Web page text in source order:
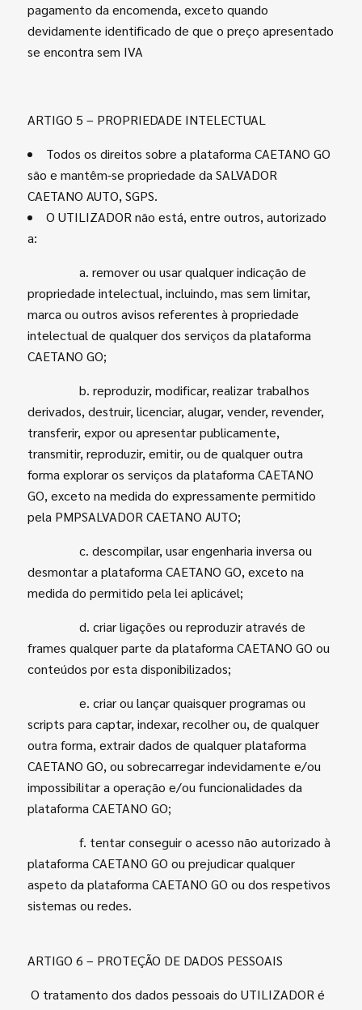
pagamento da encomenda, exceto quando
devidamente identificado de que o preço apresentado
se encontra sem IVA
ARTIGO 5 – PROPRIEDADE INTELECTUAL
Todos os direitos sobre a plataforma CAETANO GO
são e mantêm-se propriedade da SALVADOR
CAETANO AUTO, SGPS.
O UTILIZADOR não está, entre outros, autorizado
a:
a. remover ou usar qualquer indicação de
propriedade intelectual, incluindo, mas sem limitar,
marca ou outros avisos referentes à propriedade
intelectual de qualquer dos serviços da plataforma
CAETANO GO;
b. reproduzir, modificar, realizar trabalhos
derivados, destruir, licenciar, alugar, vender, revender,
transferir, expor ou apresentar publicamente,
transmitir, reproduzir, emitir, ou de qualquer outra
forma explorar os serviços da plataforma CAETANO
GO, exceto na medida do expressamente permitido
pela PMPSALVADOR CAETANO AUTO;
c. descompilar, usar engenharia inversa ou
desmontar a plataforma CAETANO GO, exceto na
medida do permitido pela lei aplicável;
d. criar ligações ou reproduzir através de
frames qualquer parte da plataforma CAETANO GO ou
conteúdos por esta disponibilizados;
e. criar ou lançar quaisquer programas ou
scripts para captar, indexar, recolher ou, de qualquer
outra forma, extrair dados de qualquer plataforma
CAETANO GO, ou sobrecarregar indevidamente e/ou
impossibilitar a operação e/ou funcionalidades da
plataforma CAETANO GO;
f. tentar conseguir o acesso não autorizado à
plataforma CAETANO GO ou prejudicar qualquer
aspeto da plataforma CAETANO GO ou dos respetivos
sistemas ou redes.
ARTIGO 6 – PROTEÇÃO DE DADOS PESSOAIS
O tratamento dos dados pessoais do UTILIZADOR é